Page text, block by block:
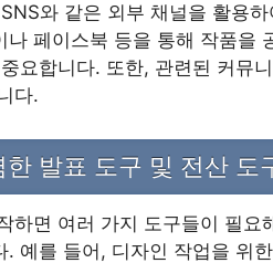
와 같은 외부 채널을 활용
나 페이스북 등을 통해 작품을
요합니다. 또한, 관련된 커뮤
다.
한 발표 도구 및 전산 도
하면 여러 가지 도구들이 필
. 예를 들어, 디자인 작업을 위